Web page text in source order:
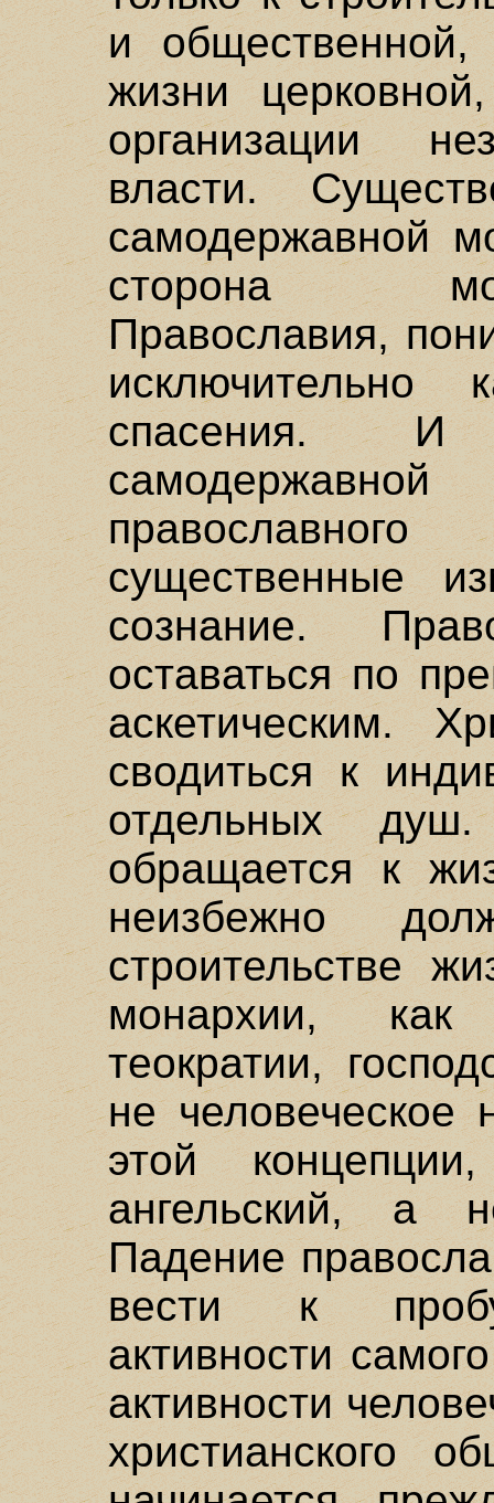
и общественной,
жизни
организации
власти.
самодержавной
сторона
Православия,
исключительно
спасения. И
существенные
сознание.
оставаться по
аскетическим.
сводиться к
отдельных
обращается к
неизбежно
строительстве
монархии, как
теократии,
не человеческое
этой
ангельский, а
Падение
вести к
активности
активности
христианского